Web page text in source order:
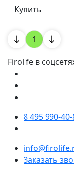
Купить
1
Firolife в
8 495 990-
Заказать